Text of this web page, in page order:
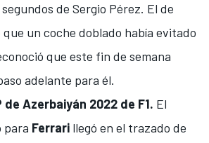
de Sergio Pérez. El de
que un coche doblado había evitado
que este fin de semana
adelante para él.
de Azerbaiyán 2022 de F1. El
para Ferrari llegó en el trazado de